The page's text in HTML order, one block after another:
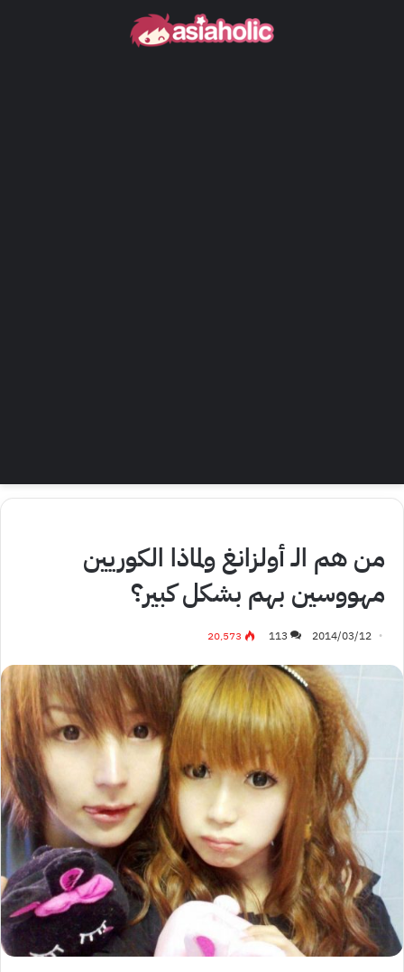
من هم الـ أولزانغ ولماذا الكوريين
مهووسين بهم بشكل كبير؟
2014/03/12
113 20٬573